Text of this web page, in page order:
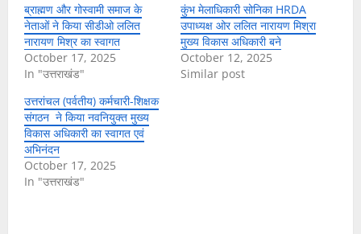
ब्राह्मण और गोस्वामी समाज के
नेताओं ने किया सीडीओ ललित
नारायण मिश्र का स्वागत
October 17, 2025
In "उत्तराखंड"
कुंभ मेलाधिकारी सोनिका HRDA
उपाध्यक्ष ओर ललित नारायण मिश्रा
मुख्य विकास अधिकारी बने
October 12, 2025
Similar post
उत्तरांचल (पर्वतीय) कर्मचारी-शिक्षक
संगठन ने किया नवनियुक्त मुख्य
विकास अधिकारी का स्वागत एवं
अभिनंदन
October 17, 2025
In "उत्तराखंड"